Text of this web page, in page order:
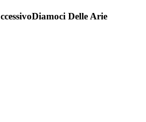
Diamoci Delle Arie